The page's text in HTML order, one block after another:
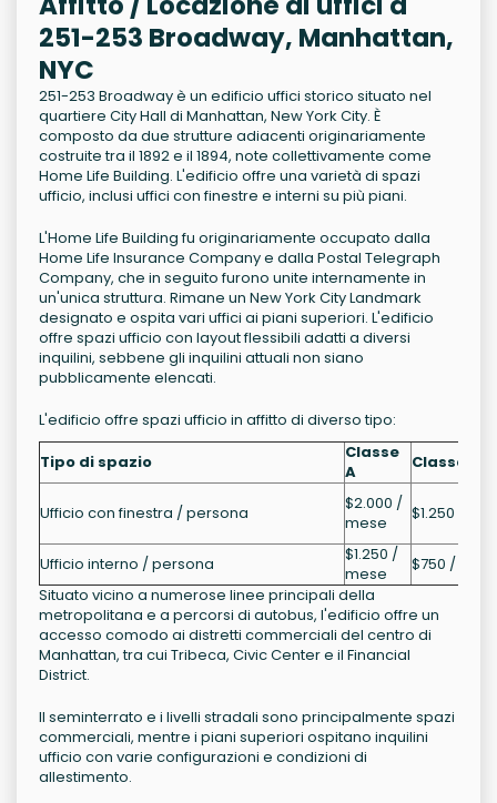
251-253 Broadway, Manhattan,
NYC
251-253 Broadway è un edificio uffici storico situato nel
quartiere City Hall di Manhattan, New York City. È
composto da due strutture adiacenti originariamente
costruite tra il 1892 e il 1894, note collettivamente come
Home Life Building. L'edificio offre una varietà di spazi
ufficio, inclusi uffici con finestre e interni su più piani.
L'Home Life Building fu originariamente occupato dalla
Home Life Insurance Company e dalla Postal Telegraph
Company, che in seguito furono unite internamente in
un'unica struttura. Rimane un New York City Landmark
designato e ospita vari uffici ai piani superiori. L'edificio
offre spazi ufficio con layout flessibili adatti a diversi
inquilini, sebbene gli inquilini attuali non siano
pubblicamente elencati.
L'edificio offre spazi ufficio in affitto di diverso tipo:
Tipo di spazio
Classe
A
Classe B
Ufficio con finestra / persona
$2.000 /
mese
$1.250 /
Ufficio interno / persona
$1.250 /
mese
$750 /
Situato vicino a numerose linee principali della
metropolitana e a percorsi di autobus, l'edificio offre un
accesso comodo ai distretti commerciali del centro di
Manhattan, tra cui Tribeca, Civic Center e il Financial
District.
Il seminterrato e i livelli stradali sono principalmente spazi
commerciali, mentre i piani superiori ospitano inquilini
ufficio con varie configurazioni e condizioni di
allestimento.